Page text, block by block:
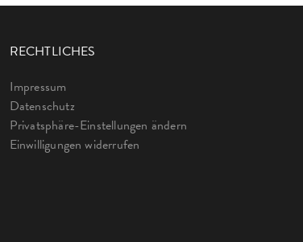
RECHTLICHES
Impressum
Datenschutz
Privatsphäre-Einstellungen ändern
Einwilligungen widerrufen